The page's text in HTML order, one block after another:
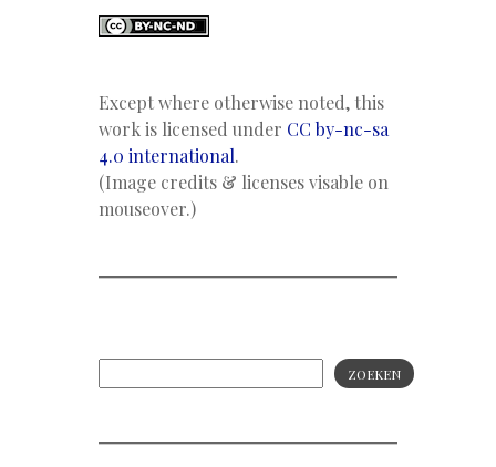
Except where otherwise noted, this
work is licensed under CC by-nc-sa
4.0 international.
(Image credits & licenses visable on
mouseover.)
ZOEKEN